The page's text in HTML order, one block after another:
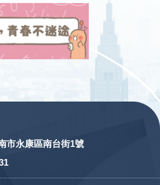
市永康區南台街1號